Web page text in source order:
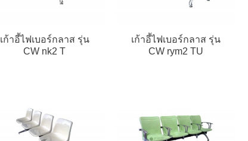
เก้าอี้ไฟเบอร์กลาส รุ่น
CW nk2 T
เก้าอี้ไฟเบอร์กลาส รุ่น
CW rym2 TU